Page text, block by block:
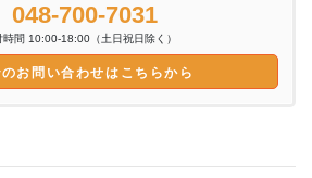
048-700-7031
時間 10:00-18:00（土日祝日除く）
お問い合わせはこちらから